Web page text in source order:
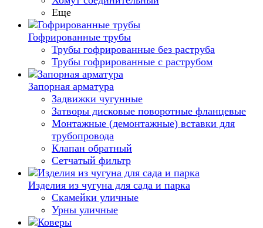
Еще
Гофрированные трубы
Трубы гофрированные без раструба
Трубы гофрированные с раструбом
Запорная арматура
Задвижки чугунные
Затворы дисковые поворотные фланцевые
Монтажные (демонтажные) вставки для
трубопровода
Клапан обратный
Сетчатый фильтр
Изделия из чугуна для сада и парка
Скамейки уличные
Урны уличные